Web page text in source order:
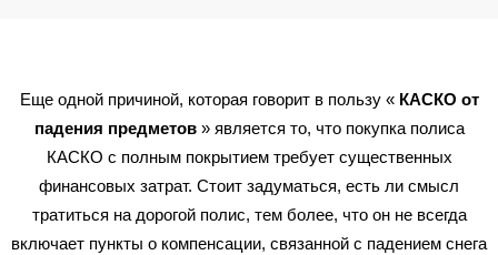
Еще одной причиной, которая говорит в пользу «КАСКО от
падения предметов » является то, что покупка полиса
КАСКО с полным покрытием требует существенных
финансовых затрат. Стоит задуматься, есть ли смысл
тратиться на дорогой полис, тем более, что он не всегда
включает пункты о компенсации, связанной с падением снега